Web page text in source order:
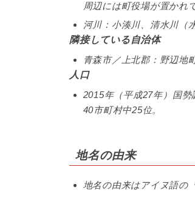
周辺には町役場が置かれ
河川：小湊川、清水川（
隣接している自治体
青森市／上北郡：野辺地
人口
2015年（平成27年）国
40市町村中25位。
地名の由来
地名の由来はアイヌ語の